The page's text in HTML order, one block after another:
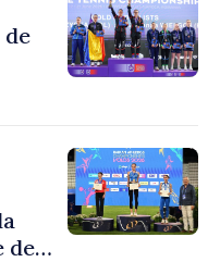
de